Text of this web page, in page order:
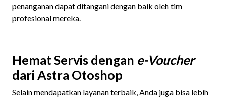
penanganan dapat ditangani dengan baik oleh tim
profesional mereka.
Hemat Servis dengan e-Voucher
dari Astra Otoshop
Selain mendapatkan layanan terbaik, Anda juga bisa lebih